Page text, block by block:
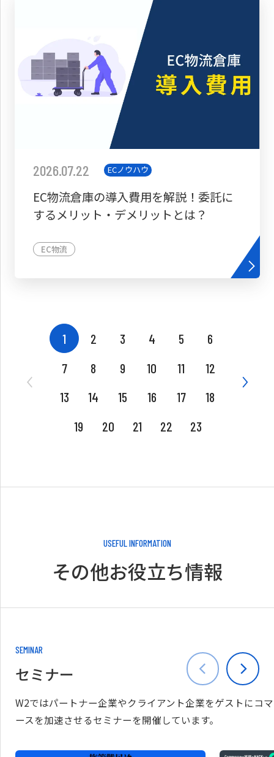
2026.07.22 ECノウハウ
EC物流倉庫の導入費用を解説！委託に
するメリット・デメリットとは？
EC物流
1 2 3 4 5
6
7
8 9 10 11
12
13
14 15 16 17
18
19
20 21 22 23
USEFUL INFORMATION
その他お役立ち情報
SEMINAR
セミナー
W2ではパートナー企業やクライアント企業をゲストにコマ
ースを加速させるセミナーを開催しています。